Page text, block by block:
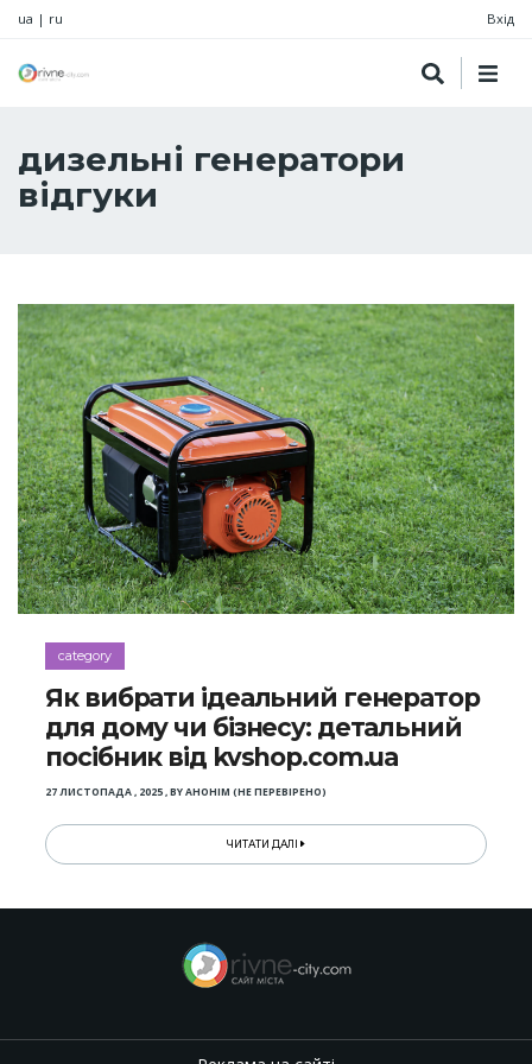
ua | ru Вхід
дизельні генератори
відгуки
category
Як вибрати ідеальний генератор
для дому чи бізнесу: детальний
посібник від kvshop.com.ua
27 ЛИСТОПАДА , 2025,BYАНОНІМ (НЕ ПЕРЕВІРЕНО)
ЧИТАТИ ДАЛІ